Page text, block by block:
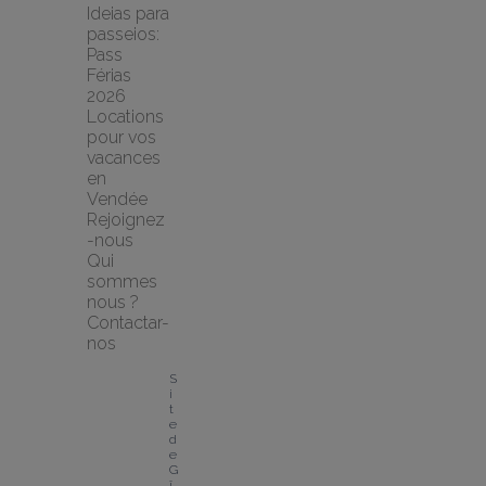
Ideias para
passeios:
Pass
Férias
2026
Locations
pour vos
vacances
en
Vendée
Rejoignez
-nous
Qui
sommes
nous ?
Contactar-
nos
S
i
t
e
d
e
G